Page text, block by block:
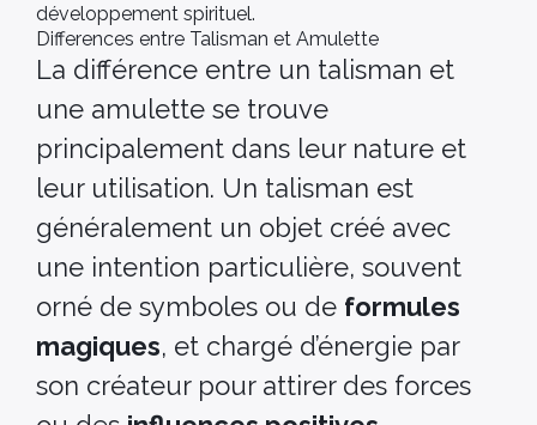
développement spirituel.
Differences entre Talisman et Amulette
La différence entre un talisman et
une amulette se trouve
principalement dans leur nature et
leur utilisation. Un talisman est
généralement un objet créé avec
une intention particulière, souvent
orné de symboles ou de formules
magiques, et chargé d’énergie par
son créateur pour attirer des forces